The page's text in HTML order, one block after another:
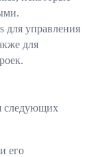
для управления
для
следующих
его